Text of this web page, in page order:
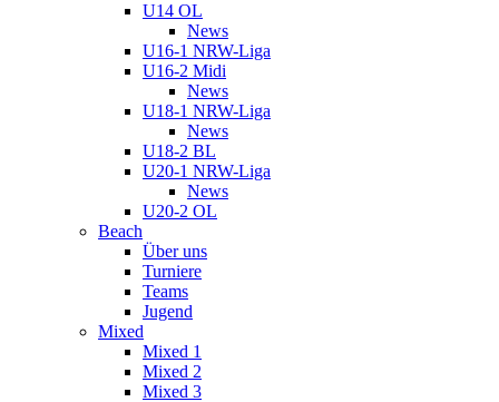
U14 OL
News
U16-1 NRW-Liga
U16-2 Midi
News
U18-1 NRW-Liga
News
U18-2 BL
U20-1 NRW-Liga
News
U20-2 OL
Beach
Über uns
Turniere
Teams
Jugend
Mixed
Mixed 1
Mixed 2
Mixed 3